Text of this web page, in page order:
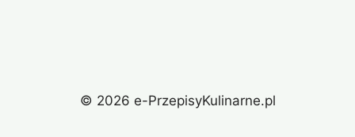
© 2026 e-PrzepisyKulinarne.pl